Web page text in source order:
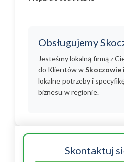
Obsługujemy
Jesteśmy lokalną firmą z
do Klientów wSkoczowie
lokalne potrzeby i
biznesu w regionie.
Skontaktuj